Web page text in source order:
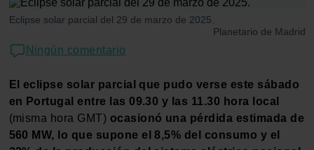
Eclipse solar parcial del 29 de marzo de 2025.
Planetario de Madrid
Ningún comentario
El eclipse solar parcial que pudo verse este sábado
en Portugal entre las 09.30 y las 11.30 hora local
(misma hora GMT) ocasionó una pérdida estimada de
560 MW, lo que supone el 8,5% del consumo y el